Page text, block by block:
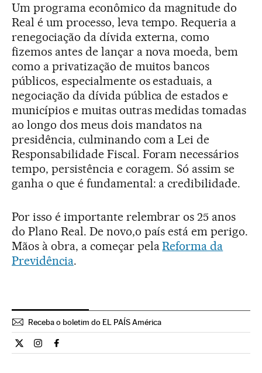
Um programa econômico da magnitude do
Real é um processo, leva tempo. Requeria a
renegociação da dívida externa, como
fizemos antes de lançar a nova moeda, bem
como a privatização de muitos bancos
públicos, especialmente os estaduais, a
negociação da dívida pública de estados e
municípios e muitas outras medidas tomadas
ao longo dos meus dois mandatos na
presidência, culminando com a Lei de
Responsabilidade Fiscal. Foram necessários
tempo, persistência e coragem. Só assim se
ganha o que é fundamental: a credibilidade.
Por isso é importante relembrar os 25 anos
do Plano Real. De novo,o país está em perigo.
Mãos à obra, a começar pelaReforma da
Previdência.
Receba o boletim do EL PAÍS América
Opiniao El País Brasil en Twitter
Opiniao El País Brasil en Instagram
Opiniao El País Brasil en Facebook